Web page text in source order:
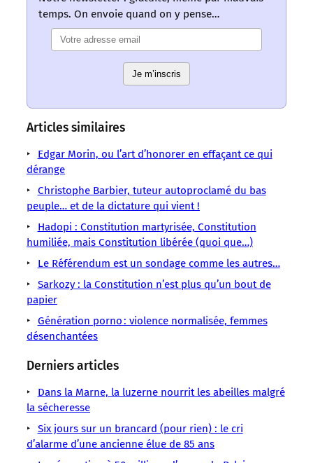
–
Les
sens
/
LMOUS
Conseil
économique,
et
environnemental
via
Twitter
–
un
sens
LMOUS
Constitution
française
République
Sociologie
via
Bluesky
–
Les
mots
un
sens
LMOUS
« Comme
l’a
fait,
en
le
tiers
via
Mastodon
Les
mots
ont
LMOUS
État
l’Assemblée
nationale,
Linkedin
Les
mots
ont
LMOUS
il
faut,
réinventer
le
Conseil
via
Les
LMOUS
économique,
environnemental. »
Les
LMOUS
temps. On envoie quand on y pense…
Je m’inscris
Articles similaires
Edgar Morin, ou l’art d’honorer en effaçant ce qui
dérange
Christophe Barbier, tuteur autoproclamé du bas
peuple… et de la dictature qui vient !
Hadopi : Constitution martyrisée, Constitution
humiliée, mais Constitution libérée (quoi que…)
Le Référendum est un sondage comme les autres…
Sarkozy : la Constitution n’est plus qu’un bout de
papier
Génération porno : violence normalisée, femmes
désenchantées
Derniers articles
Dans la Marne, la luzerne nourrit les abeilles malgré
la sécheresse
Six jours sur un brancard (pour rien) : le cri
d’alarme d’une ancienne élue de 85 ans